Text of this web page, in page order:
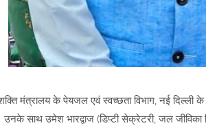
मंत्रालय के पेयजल एवं स्वच्छता विभाग, नई दिल्ली
साथ उमेश भारद्वाज (डिप्टी सेक्रेटरी, जल